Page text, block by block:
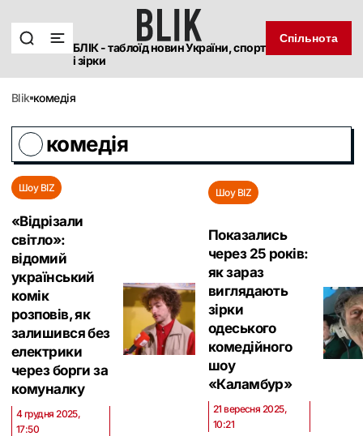
БЛІК - таблоїд новин України, спорт
і зірки
Спільнота
blik комедія
комедія
Шоу BIZ
«Відрізали
світло»:
відомий
український
комік
розповів, як
залишився без
електрики
через борги за
комуналку
4 грудня 2025,
17:50
Шоу BIZ
Показались
через 25 років:
як зараз
виглядають
зірки
одеського
комедійного
шоу
«Каламбур»
21 вересня 2025,
10:21